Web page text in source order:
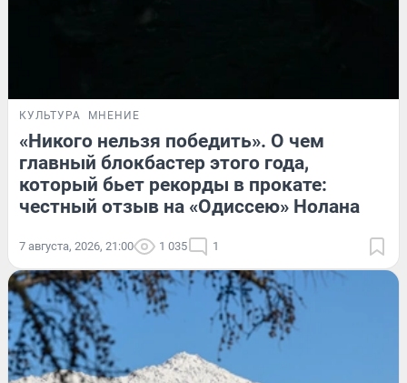
КУЛЬТУРА МНЕНИЕ
«Никого нельзя победить». О чем
главный блокбастер этого года,
который бьет рекорды в прокате:
честный отзыв на «Одиссею» Нолана
7 августа, 2026, 21:00 1 035 1